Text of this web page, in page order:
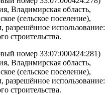
Владимирская область,
(сельское поселение),
разрешённое использование:
строительства.
номер 33:07:000424:281)
Владимирская область,
(сельское поселение),
разрешённое использование:
строительства.